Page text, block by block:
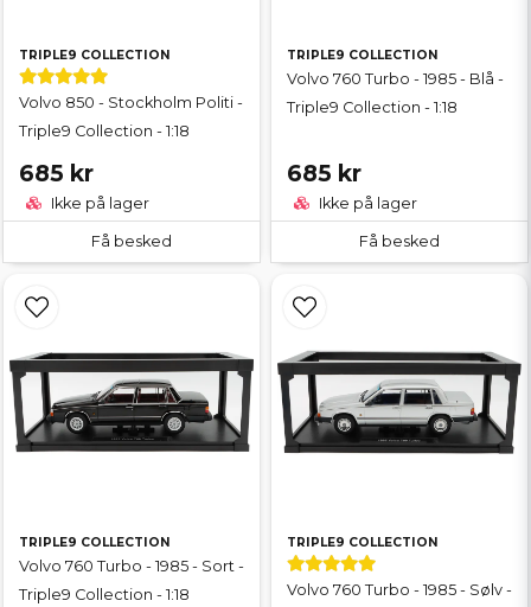
TRIPLE9 COLLECTION
Volvo 850 - Stockholm Politi -
Triple9 Collection - 1:18
685 kr
Ikke på lager
Få besked
TRIPLE9 COLLECTION
Volvo 760 Turbo - 1985 - Blå -
Triple9 Collection - 1:18
685 kr
Ikke på lager
Få besked
TRIPLE9 COLLECTION
Volvo 760 Turbo - 1985 - Sort -
Triple9 Collection - 1:18
TRIPLE9 COLLECTION
Volvo 760 Turbo - 1985 - Sølv -